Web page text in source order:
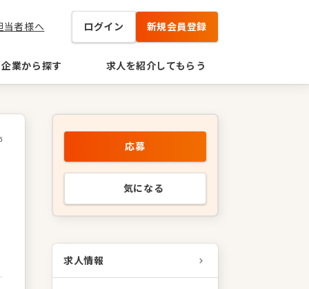
当者様へ ログイン 新規会員登録
企業から探す 求人を紹介してもらう
応募
気になる
求人情報